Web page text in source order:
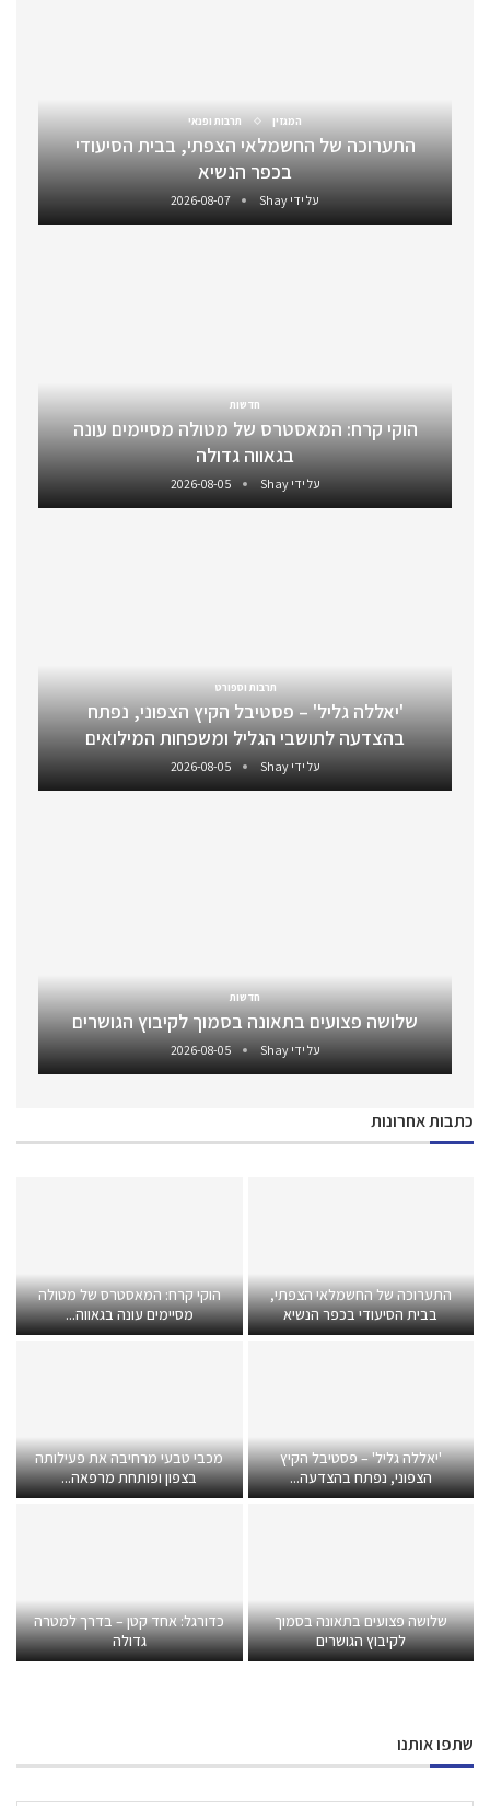
המגזין תרבות ופנאי
התערוכה של החשמלאי הצפתי, בבית הסיעודי
בכפר הנשיא
על ידי Shay
2026-08-07
חדשות
הוקי קרח: המאסטרס של מטולה מסיימים עונה
בגאווה גדולה
על ידיShay
2026-08-05
תרבות וספורט
'יאללה גליל' – פסטיבל הקיץ הצפוני, נפתח
בהצדעה לתושבי הגליל ומשפחות המילואים
על ידיShay
2026-08-05
חדשות
שלושה פצועים בתאונה בסמוך לקיבוץ הגושרים
על ידיShay
2026-08-05
כתבות אחרונות
התערוכה של החשמלאי הצפתי,
בבית הסיעודי בכפר הנשיא
הוקי קרח: המאסטרס של מטולה
מסיימים עונה בגאווה...
'יאללה גליל' – פסטיבל הקיץ
הצפוני, נפתח בהצדעה...
מכבי טבעי מרחיבה את פעילותה
בצפון ופותחת מרפאה...
שלושה פצועים בתאונה בסמוך
לקיבוץ הגושרים
כדורגל: אחד קטן – בדרך למטרה
גדולה
שתפו אותנו